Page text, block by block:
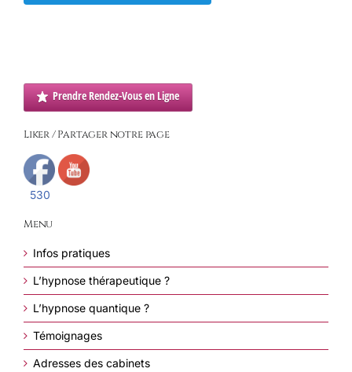
Prendre Rendez-Vous en Ligne
Liker / Partager notre page
530
Menu
Infos pratiques
L’hypnose thérapeutique ?
L’hypnose quantique ?
Témoignages
Adresses des cabinets